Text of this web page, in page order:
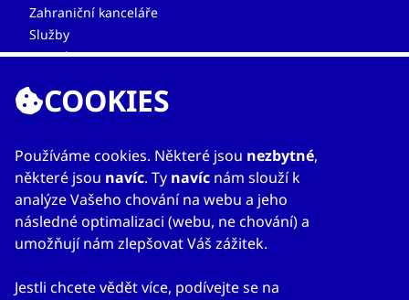
Zahraniční kanceláře
Služby
Kontakty
© 2023
CzechTrade
Mapa webuProhlášení o přístupnosti
Nastavení cookies
COOKIES
Používáme cookies. Některé jsou nezbytné,
některé jsou navíc. Ty navíc nám slouží k
analýze Vašeho chování na webu a jeho
následné optimalizaci (webu, ne chování) a
umožňují nám zlepšovat Váš zážitek.
Jestli chcete vědět více, podívejte se na